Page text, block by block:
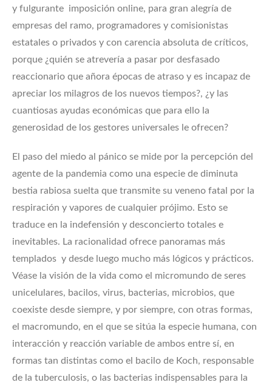
y fulgurante imposición online, para gran alegría de
empresas del ramo, programadores y comisionistas
estatales o privados y con carencia absoluta de críticos,
porque ¿quién se atrevería a pasar por desfasado
reaccionario que añora épocas de atraso y es incapaz de
apreciar los milagros de los nuevos tiempos?, ¿y las
cuantiosas ayudas económicas que para ello la
generosidad de los gestores universales le ofrecen?
El paso del miedo al pánico se mide por la percepción del
agente de la pandemia como una especie de diminuta
bestia rabiosa suelta que transmite su veneno fatal por la
respiración y vapores de cualquier prójimo. Esto se
traduce en la indefensión y desconcierto totales e
inevitables. La racionalidad ofrece panoramas más
templados y desde luego mucho más lógicos y prácticos.
Véase la visión de la vida como el micromundo de seres
unicelulares, bacilos, virus, bacterias, microbios, que
coexiste desde siempre, y por siempre, con otras formas,
el macromundo, en el que se sitúa la especie humana, con
interacción y reacción variable de ambos entre sí, en
formas tan distintas como el bacilo de Koch, responsable
de la tuberculosis, o las bacterias indispensables para la